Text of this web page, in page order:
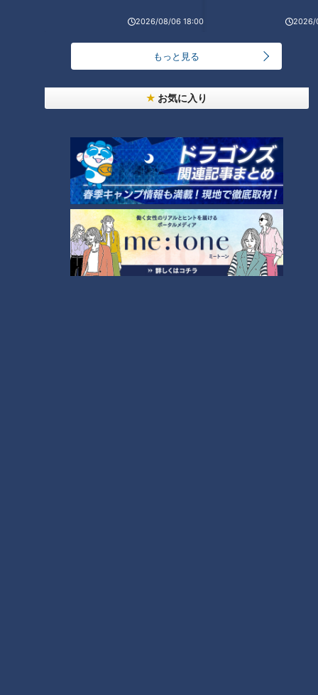
2026/08/06 18:00 2026/
もっと見る
お気に入り
未来人A『転生貴族、鑑定スキルで成り上がる～弱小領地を受
け継いだので、優秀な人材を増やしていたら、最強領地になっ
てた～』（講談社「Ｋラノベブックス」刊）
キャラクター原案：jimmy
コミカライズ：井上菜摘（講談社「マガジンポケット」連載）
【スタッフ】
監督：加戸誉夫